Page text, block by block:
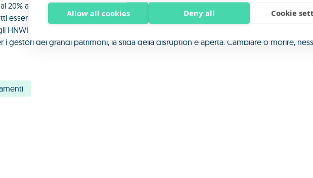
20% agli HWNI questi si sono dichiarati insoddisfatti della relazione con il proprio
essere consolidata anche “offrendo un’innovativa customer experience digitale”.
HNWI intervistati da Capgemini è pronta a sperimentare l’offerta delle BigTech.
i gestori dei grandi patrimoni, la sfida della disruption è aperta. Cambiare o morire,
Allow all cookies Deny all Cookie